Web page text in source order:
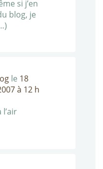
si j’en
blog, je
le 18
à 12 h